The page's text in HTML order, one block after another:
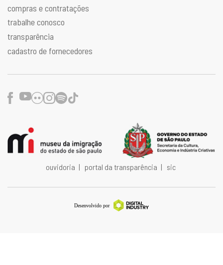
compras e contratações
trabalhe conosco
transparência
cadastro de fornecedores
Facebook
Youtube
FlickrInstagram
Spotify
TikTok
ouvidoria | portal da transparência | sic